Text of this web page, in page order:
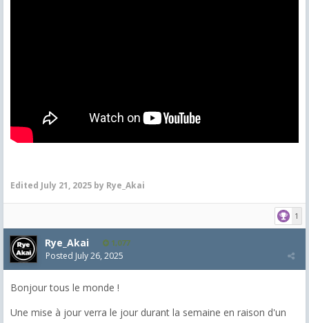
Edited July 21, 2025 by Rye_Akai
1
Rye_Akai 1,077
Posted July 26, 2025
Bonjour tous le monde !
Une mise à jour verra le jour durant la semaine en raison d'un